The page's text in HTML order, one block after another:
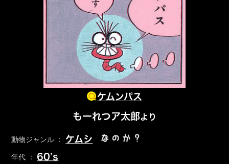
ケムンパス
もーれつア太郎より
動物ジャンル ： ケムシ なのか？
年代 ： 60’s